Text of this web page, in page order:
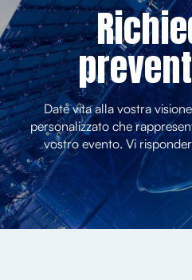
Date vita alla vostra
personalizzato che
vostro evento. Vi